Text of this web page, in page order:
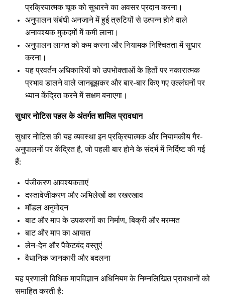
प्रक्रियात्मक चूक को सुधारने का अवसर प्रदान करना।
अनुपालन संबंधी अनजाने में हुई त्रुटियों से उत्पन्न होने वाले
अनावश्यक मुकदमों में कमी लाना।
अनुपालन लागत को कम करना और नियामक निश्चितता में सुधार
करना।
यह प्रवर्तन अधिकारियों को उपभोक्ताओं के हितों पर नकारात्मक
प्रभाव डालने वाले जानबूझकर और बार-बार किए गए उल्लंघनों पर
ध्यान केंद्रित करने में सक्षम बनाएगा।
सुधार नोटिस पहल के अंतर्गत शामिल प्रावधान
सुधार नोटिस की यह व्यवस्था इन प्रक्रियात्मक और नियामकीय गैर-
अनुपालनों पर केंद्रित है, जो पहली बार होने के संदर्भ में निर्दिष्ट की गई
हैं:
पंजीकरण आवश्यकताएं
दस्तावेजीकरण और अभिलेखों का रखरखाव
मॉडल अनुमोदन
बाट और माप के उपकरणों का निर्माण, बिक्री और मरम्मत
बाट और माप का आयात
लेन-देन और पैकेटबंद वस्तुएं
वैधानिक जानकारी और बदलना
यह प्रणाली विधिक मापविज्ञान अधिनियम के निम्नलिखित प्रावधानों को
समाहित करती है: